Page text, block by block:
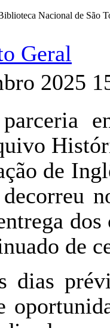
Nacional de São
Geral
2025
de
de
dias